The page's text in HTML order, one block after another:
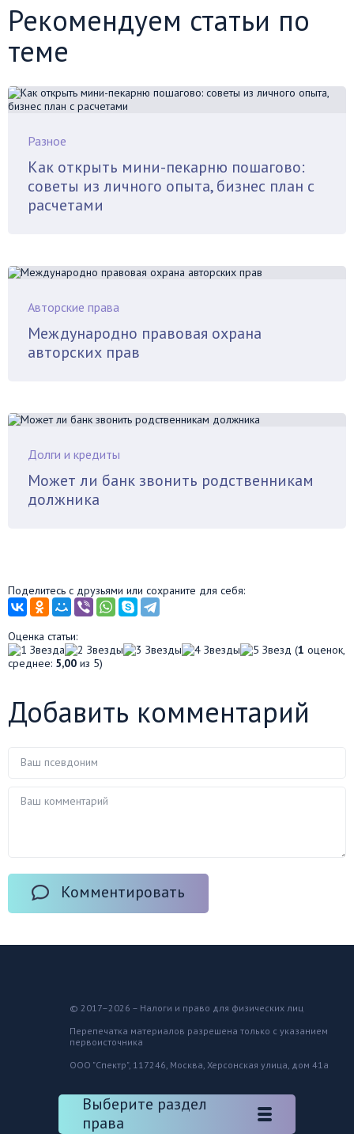
Рекомендуем статьи по
теме
Разное
Как открыть мини-пекарню пошагово:
советы из личного опыта, бизнес план с
расчетами
Авторские права
Международно правовая охрана
авторских прав
Долги и кредиты
Может ли банк звонить родственникам
должника
Поделитесь с друзьями или сохраните для себя:
Оценка статьи:
(1 оценок,
среднее: 5,00 из 5)
Добавить комментарий
Комментировать
© 2017–2026 – Налоги и право для физических лиц
Перепечатка материалов разрешена только с указанием
первоисточника
ООО "Спектр", 117246, Москва, Херсонская улица, дом 41а
Выберите раздел
права